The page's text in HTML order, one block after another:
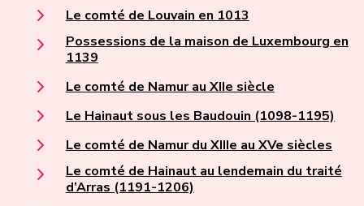
Le comté de Louvain en 1013
Possessions de la maison de Luxembourg en
1139
Le comté de Namur au XIIe siècle
Le Hainaut sous les Baudouin (1098-1195)
Le comté de Namur du XIIIe au XVe siècles
Le comté de Hainaut au lendemain du traité
d’Arras (1191-1206)